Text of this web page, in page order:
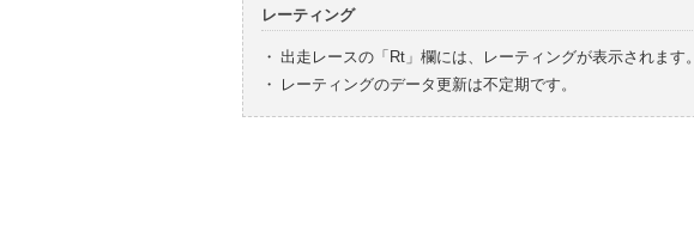
レーティング
・ 出走レースの「Rt」欄には、レーティングが表示されます。
・
レーティングのデータ更新は不定期です。